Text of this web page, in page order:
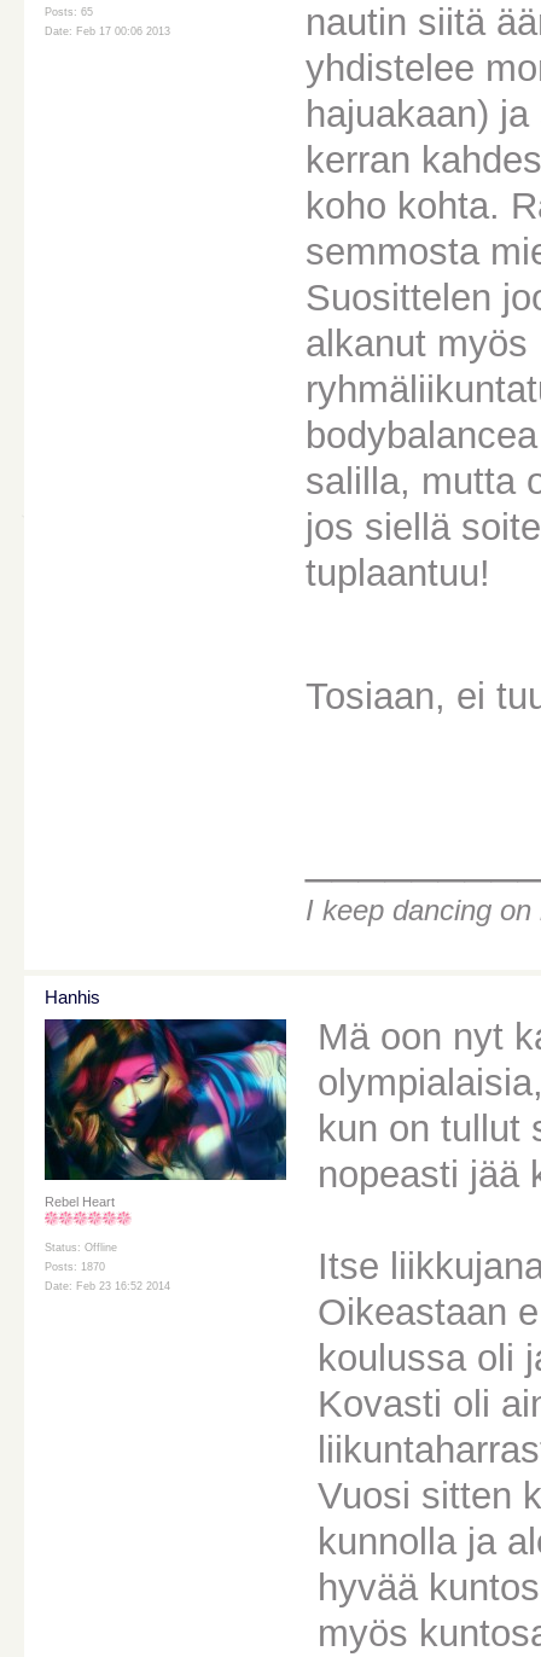
Posts: 65
Date: Feb 17 00:06 2013
nautin siitä
yhdistelee
hajuakaan)
kerran
koho kohta.
semmosta
Suosittelen
alkanut
salilla, mutta
jos siellä
tuplaantuu!
Tosiaan, ei
I keep dancing on
Hanhis
Rebel Heart
Status: Offline
Posts: 1870
Date: Feb 23 16:52 2014
Mä oon nyt
kun on tullut
nopeasti jää
Itse
Oikeastaan
koulussa oli
Kovasti oli
Vuosi sitten
kunnolla ja
hyvää
myös